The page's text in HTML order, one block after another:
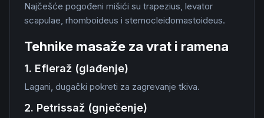
Najčešće pogođeni mišići su trapezius, levator
scapulae, rhomboideus i sternocleidomastoideus.
Tehnike masaže za vrat i ramena
1. Efleraž (glađenje)
Lagani, dugački pokreti za zagrevanje tkiva.
2. Petrissaž (gnječenje)